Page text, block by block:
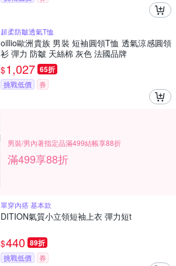
超柔防皺透氣T恤
oillio歐洲貴族 男裝 短袖圓領T恤 透氣涼感圓領
衫 彈力 防皺 天絲棉 灰色 法國品牌
$1,027 65折
挑戰低價 券
男裝/男內著指定品滿499結帳享88折
滿499享88折
單穿內搭 基本款
DITION氣質小立領短袖上衣 彈力短t
$440 89折
挑戰低價 券